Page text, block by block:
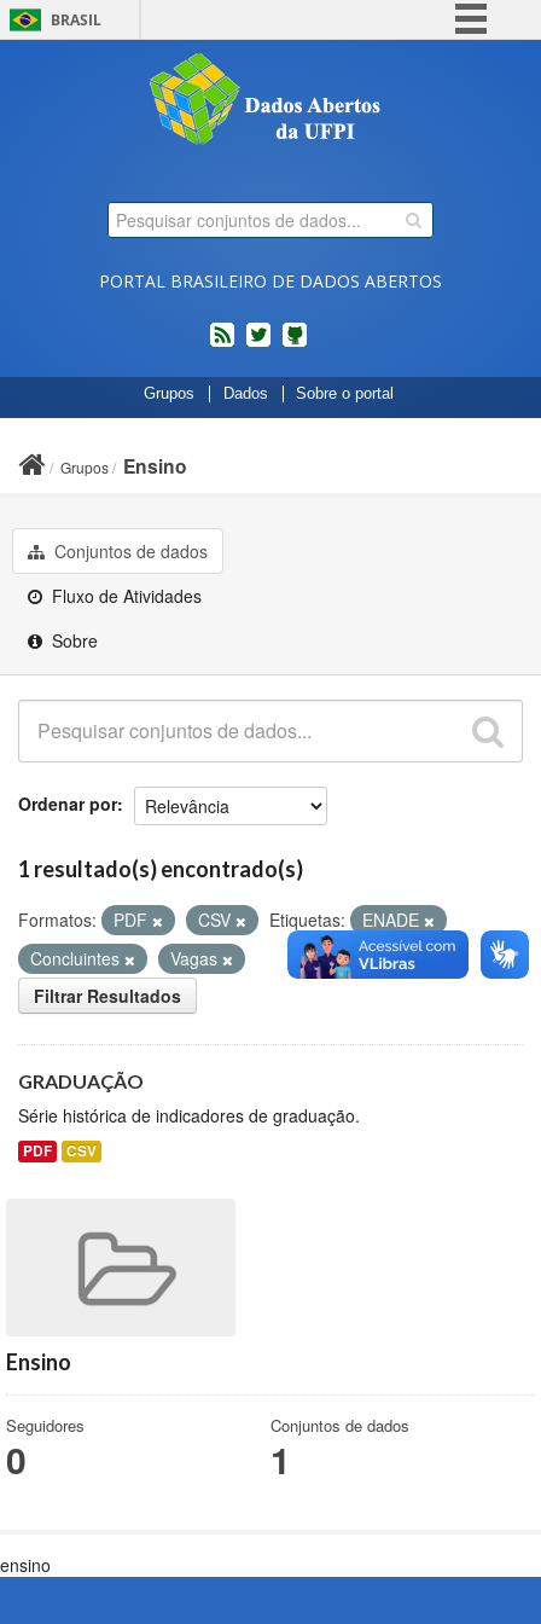
BRASIL
Comunica BR
Participe
Legislação
PORTAL BRASILEIRO DE DADOS ABERTOS
feed twitterCódigos
fonte
de
Grupos Dados Sobre o portal
Grupos Ensino
Conjuntos de dados
Fluxo de Atividades
Sobre
Ordenar por
1 resultado(s) encontrado(s)
Formatos: PDF CSV Etiquetas:
ENADE
Concluintes
Vagas
Filtrar Resultados
GRADUAÇÃO
Série histórica de indicadores de graduação.
PDF CSV
Ensino
Seguidores
0
Conjuntos de dados
1
ensino